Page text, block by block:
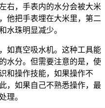
右，手表内的水分会被大米
他把手表埋在大米里，第二
水珠明显减少。
如真空吸水机。这种工具能
水分。但需要注意的是，使
和操作技能，如果操作不
，如果自己不熟悉操作，最
理。